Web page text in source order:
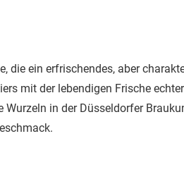
die ein erfrischendes, aber
mit der lebendigen Frische
in der Düsseldorfer